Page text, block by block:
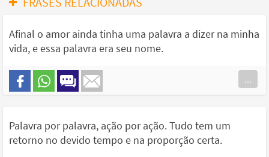
Afinal o amor ainda tinha uma palavra a dizer na minha
vida, e essa palavra era seu nome.
...
Palavra por palavra, ação por ação. Tudo tem um
retorno no devido tempo e na proporção certa.